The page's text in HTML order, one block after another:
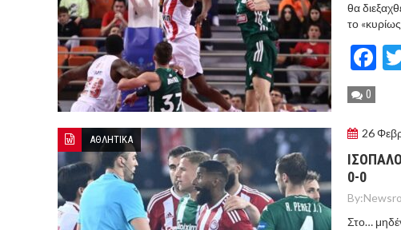
θα
το
0
ΑΘΛΗΤΙΚΑ 26
0-0
By:
Στο…